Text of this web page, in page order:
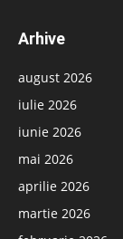
Arhive
august 2026
iulie 2026
iunie 2026
mai 2026
aprilie 2026
martie 2026